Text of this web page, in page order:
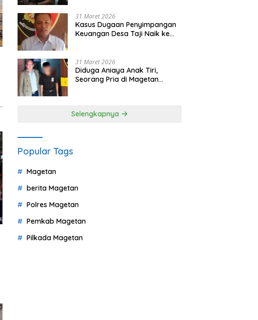
31 Maret 2026
Kasus Dugaan Penyimpangan
Keuangan Desa Taji Naik ke
31 Maret 2026
Diduga Aniaya Anak Tiri,
Seorang Pria di Magetan
Selengkapnya
Popular Tags
Magetan
berita Magetan
Polres Magetan
Pemkab Magetan
Pilkada Magetan